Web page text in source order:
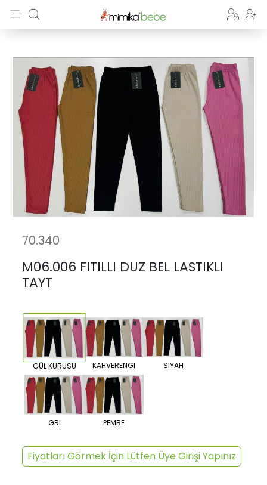
70.340
M06.006 FITILLI DUZ BEL LASTIKLI
TAYT
GÜL KURUSU KAHVERENGI SIYAH
GRI PEMBE
Fiyatları Görmek İçin Lütfen Üye Girişi Yapınız